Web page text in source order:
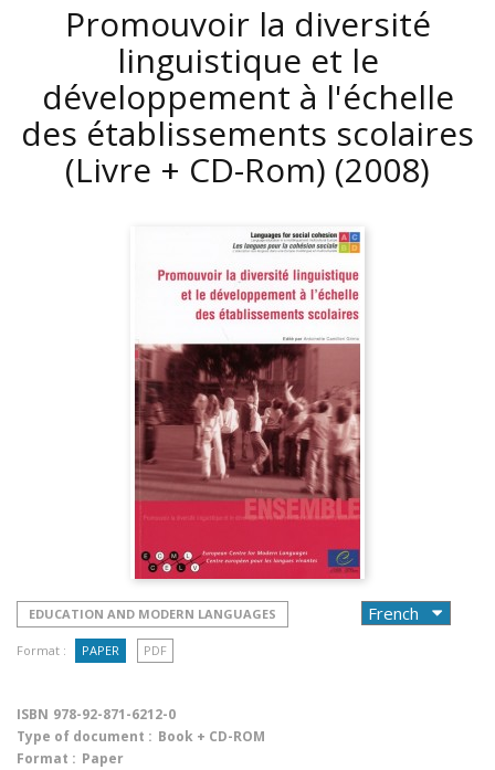
Promouvoir la diversité
linguistique et le
développement à l'échelle
des établissements scolaires
(Livre + CD-Rom) (2008)
EDUCATION AND MODERN LANGUAGES
Format : PAPER PDF
ISBN 978-92-871-6212-0
Type of document : Book + CD-ROM
Format : Paper